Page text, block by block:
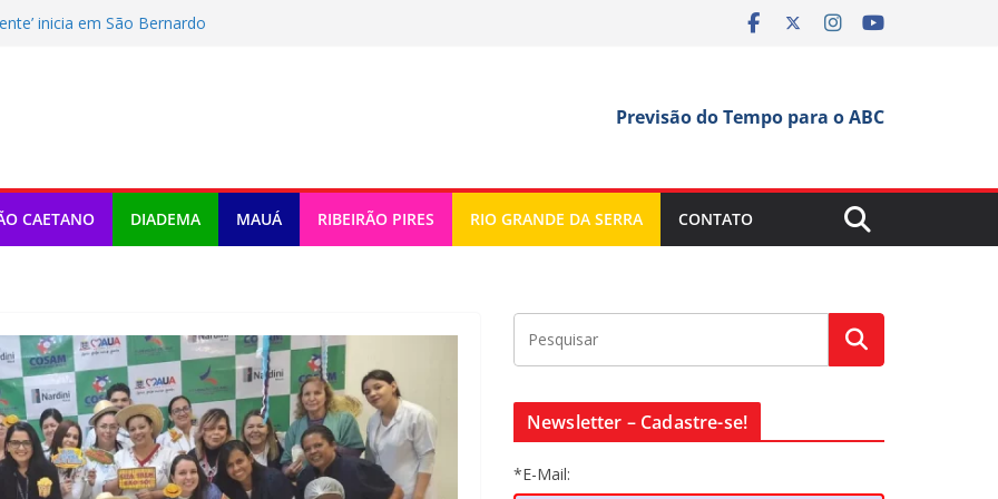
inicia em São Bernardo
edital para OS na educação
celebra 25 anos
São Caetano inicia implantação do
Previsão do Tempo para o ABC
CAETANO DIADEMA MAUÁ RIBEIRÃO PIRES RIO GRANDE DA SERRA CONTATO
Newsletter – Cadastre-se!
*E-Mail: